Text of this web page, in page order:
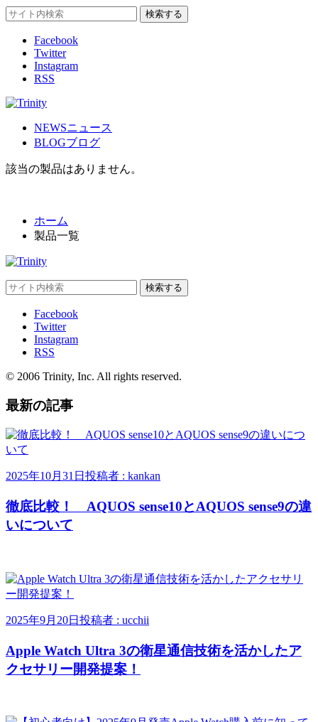
Facebook
Twitter
Instagram
RSS
NEWSニュース
BLOGブログ
該当の製品はありません。
ホーム
製品一覧
Facebook
Twitter
Instagram
RSS
© 2006 Trinity, Inc. All rights reserved.
最新の記事
2025年10月31日 投稿者 : kankan
徹底比較！ AQUOS sense10とAQUOS sense9の違
いについて
2025年9月20日 投稿者 : ucchii
Apple Watch Ultra 3の衛星通信技術を活かしたア
クセサリー開発提案！